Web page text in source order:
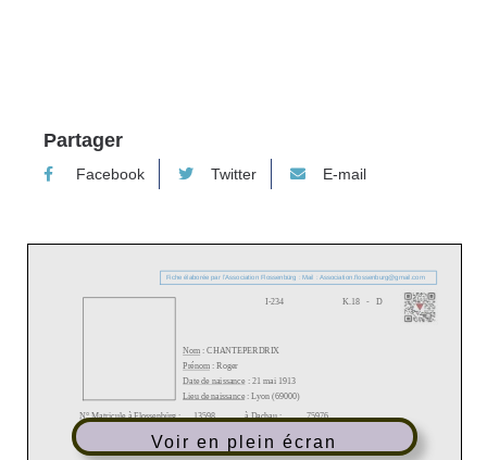
Partager
Facebook Twitter E-mail
Voir en plein écran